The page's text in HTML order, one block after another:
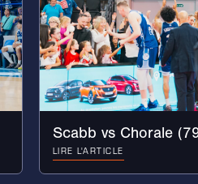
Scabb vs Chorale
LIRE L'ARTICLE